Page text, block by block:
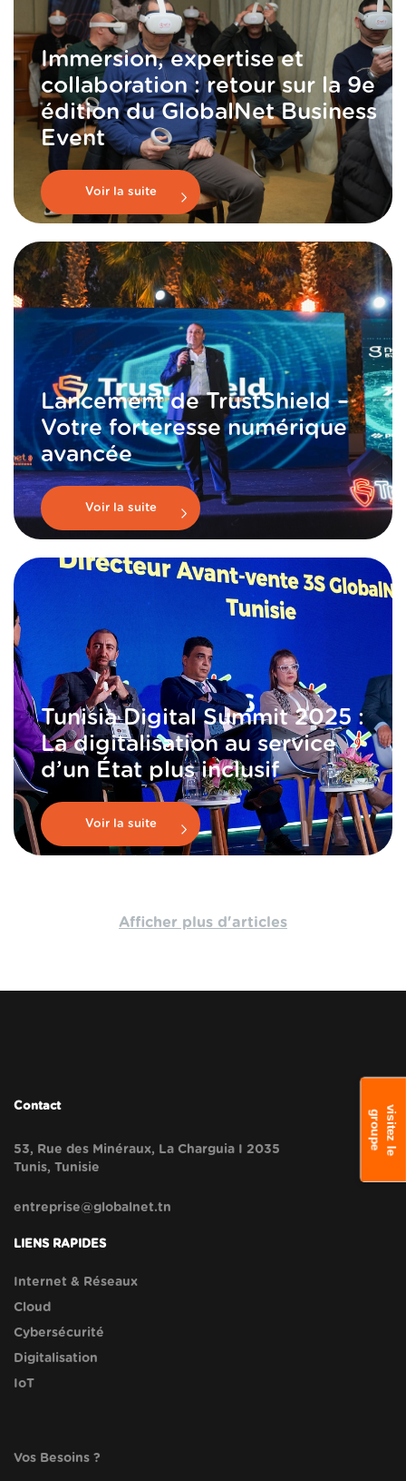
v
i s
i
t
e
z
l
e
g r
o
u
p
e
Immersion, expertise et
collaboration : retour sur la 9e
édition du GlobalNet Business
Event
Voir la suite
Lancement de TrustShield –
Votre forteresse numérique
avancée
Voir la suite
Tunisia Digital Summit 2025 :
La digitalisation au service
d’un État plus inclusif
Voir la suite
Afficher plus d'articles
Contact
53, Rue des Minéraux, La Charguia I 2035
Tunis, Tunisie
entreprise@globalnet.tn
LIENS RAPIDES
Internet & Réseaux
Cloud
Cybersécurité
Digitalisation
IoT
Vos Besoins ?